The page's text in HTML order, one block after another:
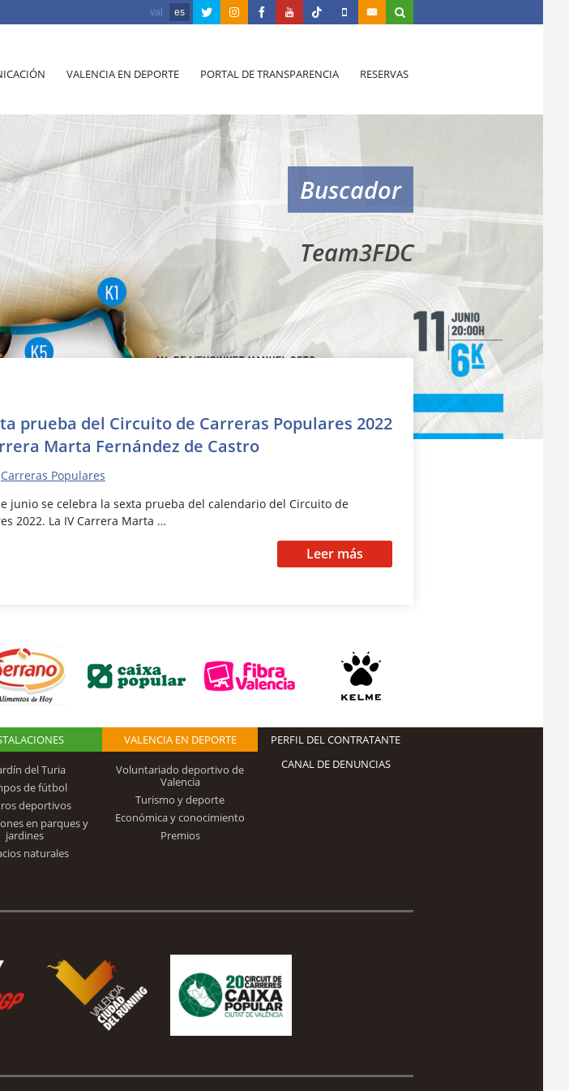
val es
VALENCIA EN DEPORTE PORTAL DE TRANSPARENCIA RESERVAS
Buscador
Team3FDC
prueba del Circuito de Carreras Populares 2022
Marta Fernández de Castro
Carreras Populares
junio se celebra la sexta prueba del calendario del Circuito de
2022. La IV Carrera Marta …
Leer más
del Turia
de fútbol
deportivos
en parques y
jardines
naturales
VALENCIA EN DEPORTE
Voluntariado deportivo de
Valencia
Turismo y deporte
Económica y conocimiento
Premios
PERFIL DEL CONTRATANTE
CANAL DE DENUNCIAS